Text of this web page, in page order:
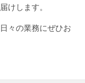
けします。
々の業務にぜひお